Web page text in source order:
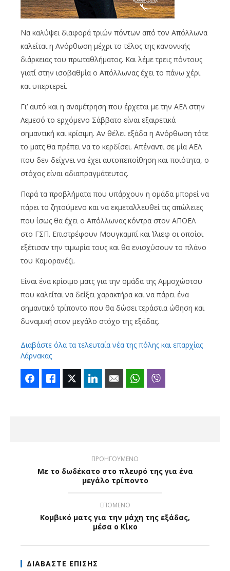
Να καλύψει διαφορά τριών πόντων από τον Απόλλωνα
καλείται η Ανόρθωση μέχρι το τέλος της κανονικής
διάρκειας του πρωταθλήματος. Και λέμε τρεις πόντους
γιατί στην ισοβαθμία ο Απόλλωνας έχει το πάνω χέρι
και υπερτερεί.
Γι’ αυτό και η αναμέτρηση που έρχεται με την ΑΕΛ στην
Λεμεσό το ερχόμενο Σάββατο είναι εξαιρετικά
σημαντική και κρίσιμη. Αν θέλει εξάδα η Ανόρθωση τότε
το ματς θα πρέπει να το κερδίσει. Απέναντι σε μία ΑΕΛ
που δεν δείχνει να έχει αυτοπεποίθηση και ποιότητα, ο
στόχος είναι αδιαπραγμάτευτος.
Παρά τα προβλήματα που υπάρχουν η ομάδα μπορεί να
πάρει το ζητούμενο και να εκμεταλλευθεί τις απώλειες
που ίσως θα έχει ο Απόλλωνας κόντρα στον ΑΠΟΕΛ
στο ΓΣΠ. Επιστρέφουν Μουγκαμπί και Ίλιεφ οι οποίοι
εξέτισαν την τιμωρία τους και θα ενισχύσουν το πλάνο
του Καμορανέζι.
Είναι ένα κρίσιμο ματς για την ομάδα της Αμμοχώστου
που καλείται να δείξει χαρακτήρα και να πάρει ένα
σημαντικό τρίποντο που θα δώσει τεράστια ώθηση και
δυναμική στον μεγάλο στόχο της εξάδας.
Διαβάστε όλα τα τελευταία νέα της πόλης και επαρχίας
Λάρνακας
FacebookLike Twitter LinkedIn Email WhatsApp
ΠΡΟΗΓΟΥΜΕΝΟ
Με το δωδέκατο στο πλευρό της για ένα
μεγάλο τρίποντο
ΕΠΟΜΕΝΟ
Κομβικό ματς για την μάχη της εξάδας,
μέσα ο Κίκο
ΔΙΑΒΑΣΤΕ ΕΠΙΣΗΣ